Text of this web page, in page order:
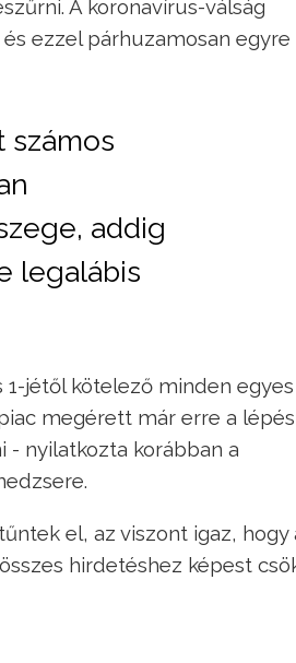
A koronavírus-válság
ezzel párhuzamosan
számos
addig
legalábis
1-jétől kötelező minden egyes
megérett már erre a
- nyilatkozta korábban a
el, az viszont igaz, hogy
hirdetéshez képest